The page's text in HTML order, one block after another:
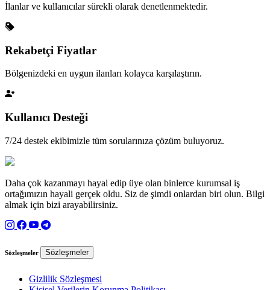
İlanlar ve kullanıcılar sürekli olarak denetlenmektedir.
Rekabetçi Fiyatlar
Bölgenizdeki en uygun ilanları kolayca karşılaştırın.
Kullanıcı Desteği
7/24 destek ekibimizle tüm sorularınıza çözüm buluyoruz.
Daha çok kazanmayı hayal edip üye olan binlerce kurumsal iş
ortağımızın hayali gerçek oldu. Siz de şimdi onlardan biri olun. Bilgi
almak için bizi arayabilirsiniz.
Sözleşmeler Sözleşmeler
Gizlilik Sözleşmesi